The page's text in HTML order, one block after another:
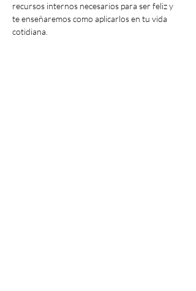
recursos internos necesarios para ser feliz y
te enseñaremos como aplicarlos en tu vida
cotidiana.